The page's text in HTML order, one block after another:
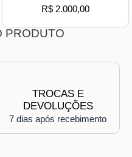
R$ 2.000,00
PRODUTO
TROCAS E
DEVOLUÇÕES
7 dias após recebimento